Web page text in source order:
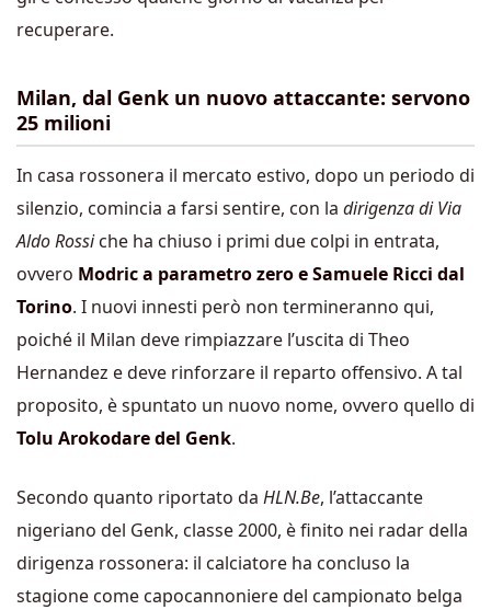
recuperare.
Milan, dal Genk un nuovo attaccante: servono
25 milioni
In casa rossonera il mercato estivo, dopo un periodo di
silenzio, comincia a farsi sentire, con la dirigenza di Via
Aldo Rossiche ha chiuso i primi due colpi in entrata,
ovvero Modric a parametro zero e Samuele Ricci dal
Torino. I nuovi innesti però non termineranno qui,
poiché il Milan deve rimpiazzare l’uscita di Theo
Hernandez e deve rinforzare il reparto offensivo. A tal
proposito, è spuntato un nuovo nome, ovvero quello di
Tolu Arokodare del Genk.
Secondo quanto riportato da HLN.Be, l’attaccante
nigeriano del Genk, classe 2000, è finito nei radar della
dirigenza rossonera: il calciatore ha concluso la
stagione come capocannoniere del campionato belga